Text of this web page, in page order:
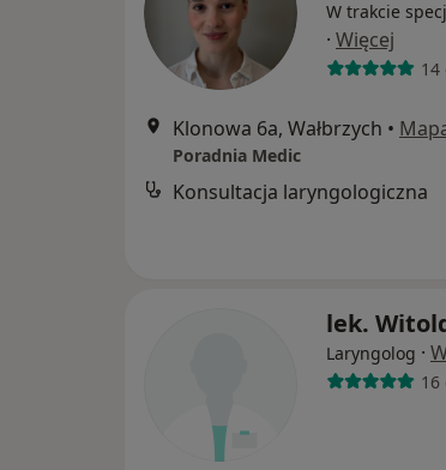
W trakcie
· Więcej
14
Klonowa 6a, Wałbrzych •
Poradnia Medic
Konsultacja laryngologiczna
lek.
Laryngolog ·
16